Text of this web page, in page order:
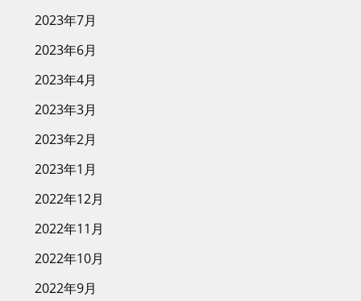
2023年7月
2023年6月
2023年4月
2023年3月
2023年2月
2023年1月
2022年12月
2022年11月
2022年10月
2022年9月